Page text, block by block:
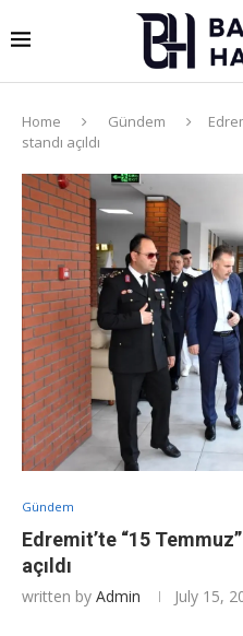
Home Gündem
standı açıldı
Gündem
Edremit’te “15
açıldı
written by Admin July 15,